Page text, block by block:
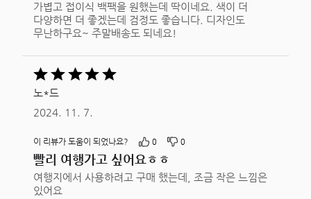
가볍고 접이식 백팩을 원했는데 딱이네요. 색이 더
다양하면 더 좋겠는데 검정도 좋습니다. 디자인도
무난하구요~ 주말배송도 되네요!
5
중
5평가됨
노*드
2024. 11. 7.
이 리뷰가 도움이 되었나요? 0 0
빨리 여행가고 싶어요ㅎㅎ
여행지에서 사용하려고 구매 했는데, 조금 작은 느낌은
있어요